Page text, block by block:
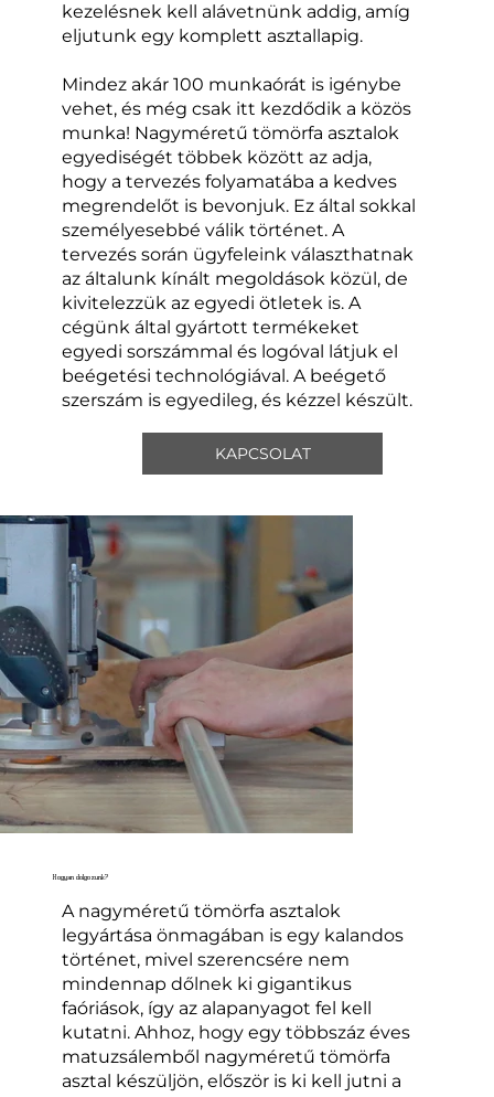
KAPCSOLAT
kezelésnek kell alávetnünk addig, amíg
eljutunk egy komplett asztallapig.
Mindez akár 100 munkaórát is igénybe
vehet, és még csak itt kezdődik a közös
munka! Nagyméretű tömörfa asztalok
egyediségét többek között az adja,
hogy a tervezés folyamatába a kedves
megrendelőt is bevonjuk. Ez által sokkal
személyesebbé válik történet. A
tervezés során ügyfeleink választhatnak
az általunk kínált megoldások közül, de
kivitelezzük az egyedi ötletek is. A
cégünk által gyártott termékeket
egyedi sorszámmal és logóval látjuk el
beégetési technológiával. A beégető
szerszám is egyedileg, és kézzel készült.
Hogyan dolgozunk?
A nagyméretű tömörfa asztalok
legyártása önmagában is egy kalandos
történet, mivel szerencsére nem
mindennap dőlnek ki gigantikus
faóriások, így az alapanyagot fel kell
kutatni. Ahhoz, hogy egy többszáz éves
matuzsálemből nagyméretű tömörfa
asztal készüljön, először is ki kell jutni a